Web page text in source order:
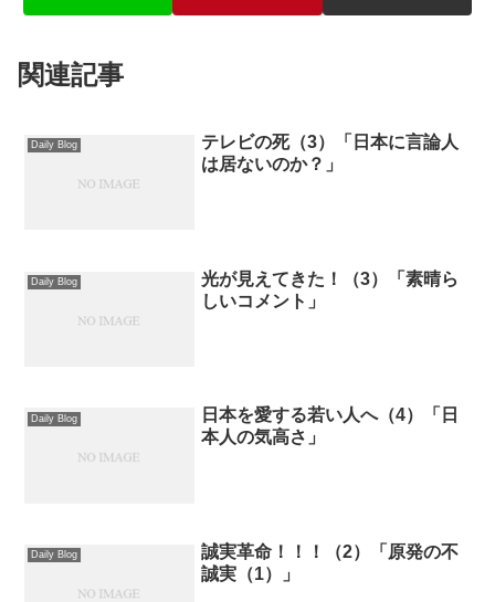
関連記事
Daily Blog
テレビの死（3）「日本に言論人
は居ないのか？」
Daily Blog
光が見えてきた！（3）「素晴ら
しいコメント」
Daily Blog
日本を愛する若い人へ（4）「日
本人の気高さ」
Daily Blog
誠実革命！！！（2）「原発の不
誠実（1）」